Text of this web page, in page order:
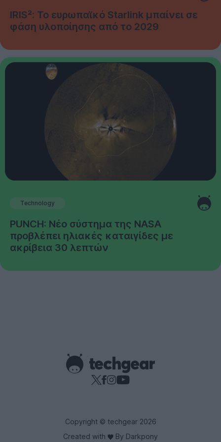
IRIS²: Το ευρωπαϊκό Starlink μπαίνει σε
φάση υλοποίησης από το 2029
Technology
PUNCH: Νέο σύστημα της NASA
προβλέπει ηλιακές καταιγίδες με
ακρίβεια 30 λεπτών
Copyright © techgear 2026
Created with
By Darkpony